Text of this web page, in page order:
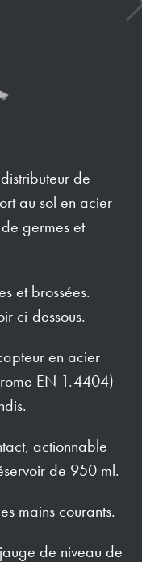
de
au sol en acier
germes et
et brossées.
ci-dessous.
en acier
EN 1.4404)
actionnable
de 950 ml.
mains courants.
de niveau de